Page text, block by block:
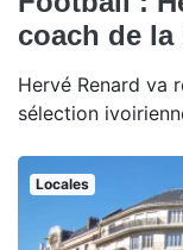
coach de
Hervé Renard va
sélection
Locales